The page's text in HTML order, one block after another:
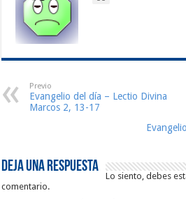
Previo
Evangelio del día – Lectio Divina
Marcos 2, 13-17
Deja una respuesta
Lo siento, debes
comentario.